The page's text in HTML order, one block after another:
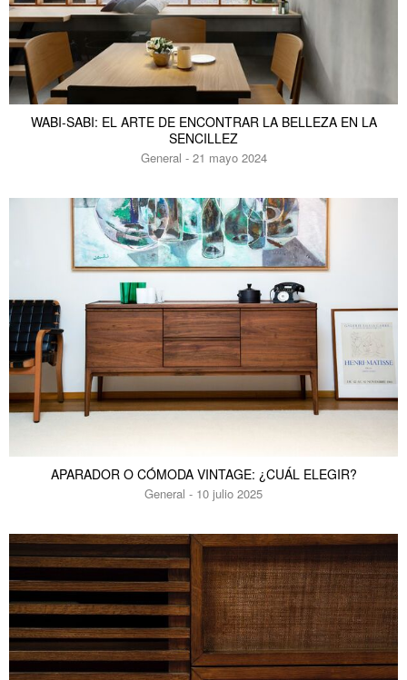
WABI-SABI: EL ARTE DE ENCONTRAR LA BELLEZA EN LA
SENCILLEZ
General - 21 mayo 2024
APARADOR O CÓMODA VINTAGE: ¿CUÁL ELEGIR?
General - 10 julio 2025